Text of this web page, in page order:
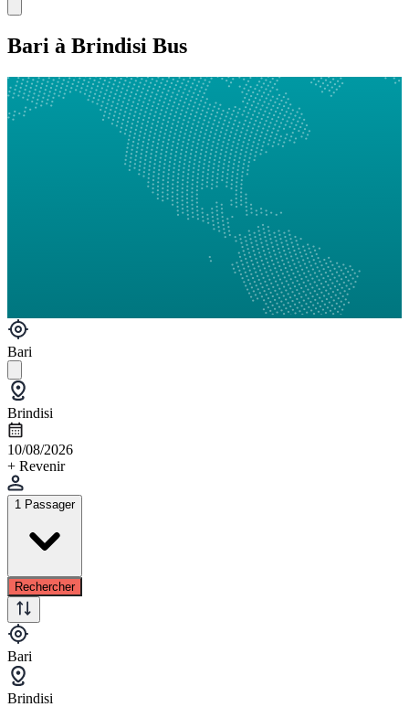
Bari à Brindisi Bus
Bari
Brindisi
10/08/2026
+ Revenir
1 Passager
Rechercher
Bari
Brindisi